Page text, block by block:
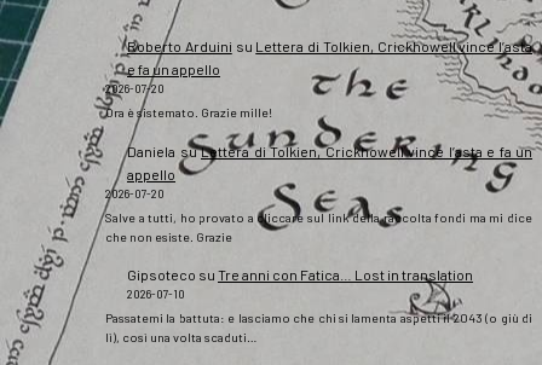
Roberto Arduini su Lettera di Tolkien, Crickhowell vince l’asta
e fa un appello
2026-07-20
Ora è sistemato. Grazie mille!
Daniela suLettera di Tolkien, Crickhowell vince l’asta e fa un
appello
2026-07-20
Salve a tutti, ho provato a cliccare sul link della raccolta fondi ma mi dice
che non esiste. Grazie
Gipsoteco su Tre anni con Fatica… Lost in translation
2026-07-10
Passatemi la battuta: e lasciamo che chi si lamenta aspetti il 2043 (o giù di
lì), così una volta scaduti…